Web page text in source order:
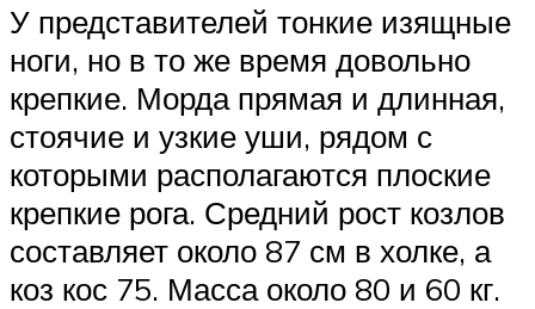
У представителей тонкие изящные
ноги, но в то же время довольно
крепкие. Морда прямая и длинная,
стоячие и узкие уши, рядом с
которыми располагаются плоские
крепкие рога. Средний рост козлов
составляет около 87 см в холке, а
коз кос 75. Масса около 80 и 60 кг.